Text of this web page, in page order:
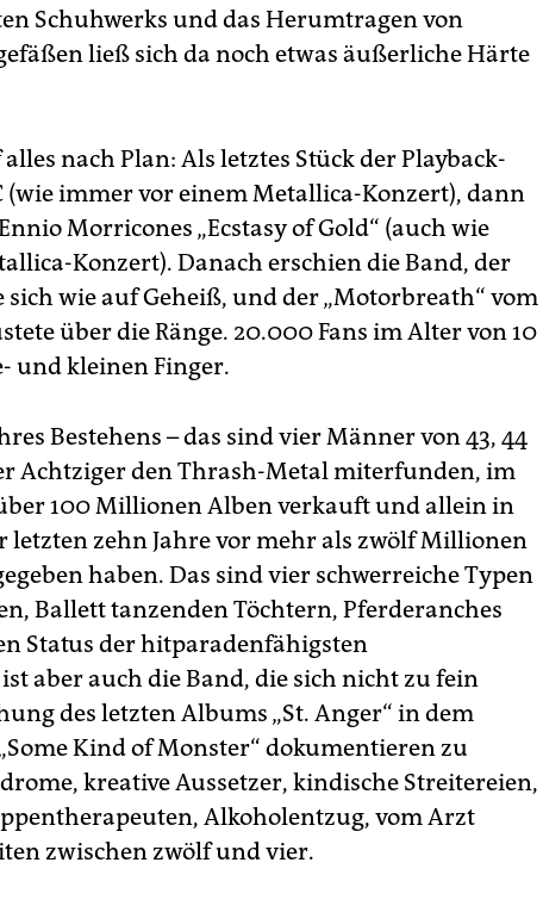
Schuhwerks und das Herumtragen von
ließ sich da noch etwas äußerliche Härte
nach Plan: Als letztes Stück der Playback-
(wie immer vor einem Metallica-Konzert), dann
Morricones „Ecstasy of Gold“ (auch wie
Konzert). Danach erschien die Band, der
sich wie auf Geheiß, und der „Motorbreath“ vom
über die Ränge. 20.000 Fans im Alter von 10
und kleinen Finger.
Bestehens – das sind vier Männer von 43, 44
Achtziger den Thrash-Metal miterfunden, im
100 Millionen Alben verkauft und allein in
letzten zehn Jahre vor mehr als zwölf Millionen
haben. Das sind vier schwerreiche Typen
Ballett tanzenden Töchtern, Pferderanches
Status der hitparadenfähigsten
aber auch die Band, die sich nicht zu fein
des letzten Albums „St. Anger“ in dem
Kind of Monster“ dokumentieren zu
kreative Aussetzer, kindische Streitereien,
Alkoholentzug, vom Arzt
zwischen zwölf und vier.